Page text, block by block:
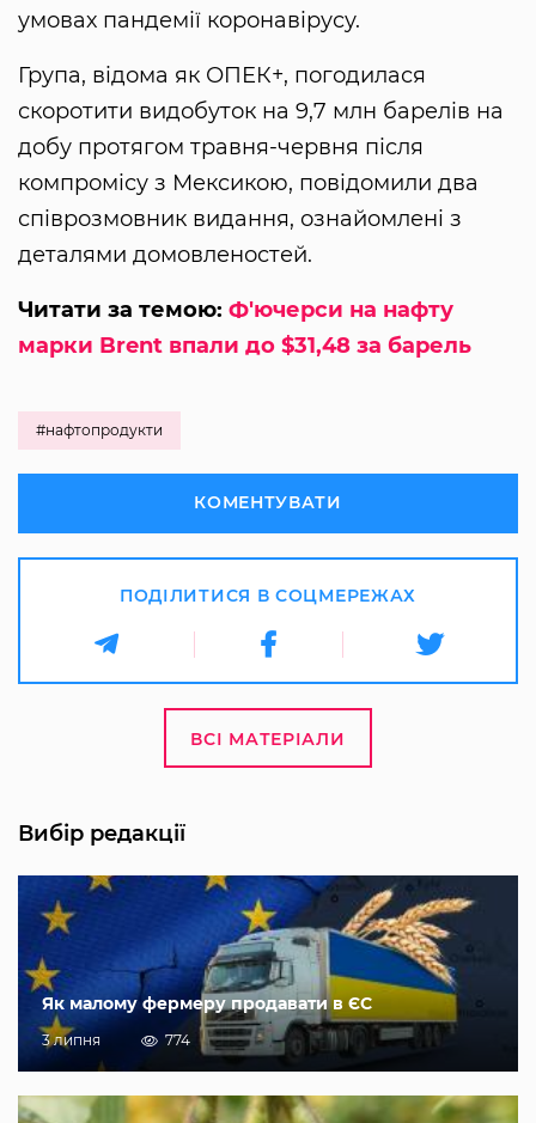
умовах пандемії коронавірусу.
Група, відома як ОПЕК+, погодилася
скоротити видобуток на 9,7 млн ​​барелів на
добу протягом травня-червня після
компромісу з Мексикою, повідомили два
співрозмовник видання, ознайомлені з
деталями домовленостей.
Читати за темою: Ф'ючерси на нафту
марки Brent впали до $31,48 за барель
#нафтопродукти
КОМЕНТУВАТИ
ПОДІЛИТИСЯ В СОЦМЕРЕЖАХ
ВСІ МАТЕРІАЛИ
Вибір редакції
Як малому фермеру продавати в ЄС
3 липня 774